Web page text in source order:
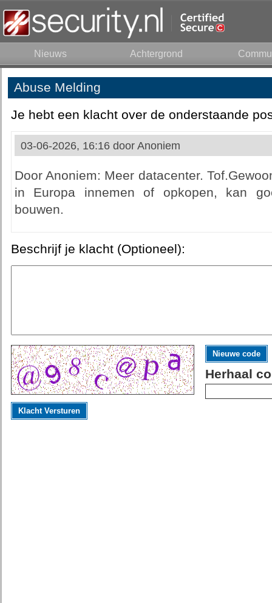
Nieuws Achtergrond
Abuse Melding
Je hebt een klacht over de onderstaande
03-06-2026, 16:16 door Anoniem
Door Anoniem: Meer datacenter.
in Europa innemen of opkopen, kan
bouwen.
Beschrijf je klacht (Optioneel):
Nieuwe code
Herhaal
Klacht Versturen